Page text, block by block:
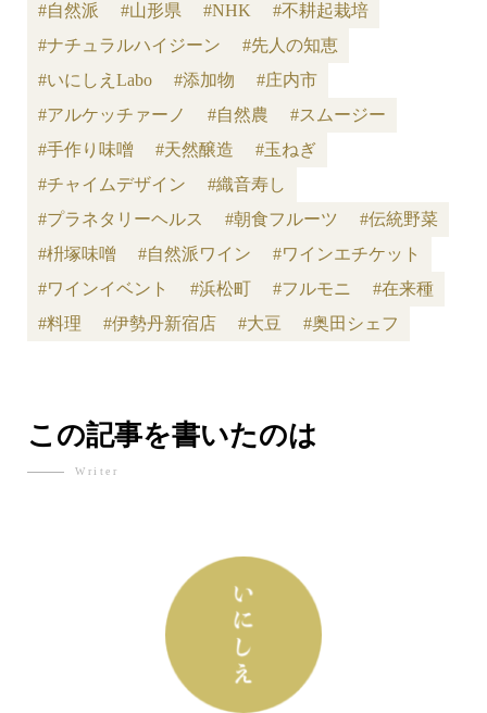
#自然派
#山形県 #NHK
#不耕起栽培
#ナチュラルハイジーン
#先人の知恵
#いにしえLabo
#添加物
#庄内市
#アルケッチァーノ
#自然農
#スムージー
#手作り味噌
#天然醸造
#玉ねぎ
#チャイムデザイン
#織音寿し
#プラネタリーヘルス
#朝食フルーツ
#伝統野菜
#枡塚味噌
#自然派ワイン
#ワインエチケット
#ワインイベント
#浜松町 #フルモニ
#在来種
#料理
#伊勢丹新宿店 #大豆 #奥田シェフ
この記事を書いたのは
Writer